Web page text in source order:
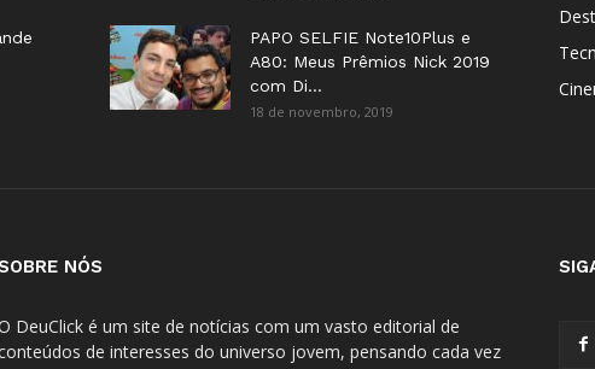
PAPO SELFIE Note10Plus e
A80: Meus Prêmios Nick 2019
com Di...
18 de novembro, 2019
NÓS
DeuClick é um site de notícias com um vasto editorial de
de interesses do universo jovem, pensando cada vez